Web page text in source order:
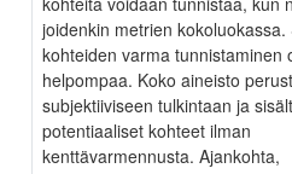
joidenkin metrien
kohteiden varma tunnistaminen
helpompaa. Koko aineisto
subjektiiviseen tulkintaan ja
potentiaaliset kohteet ilman
kenttävarmennusta. Ajankohta,